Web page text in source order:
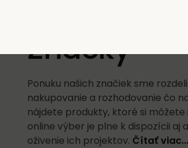
Značky
Ponuku našich značiek sme
nakupovanie a rozhodovanie čo
nájdete produkty, ktoré si
online výber je plne k dispozícii
oživenie ich projektov. Čítať viac...